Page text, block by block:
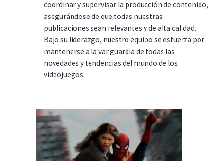
coordinar y supervisar la producción de contenido,
asegurándose de que todas nuestras
publicaciones sean relevantes y de alta calidad.
Bajo su liderazgo, nuestro equipo se esfuerza por
mantenerse a la vanguardia de todas las
novedades y tendencias del mundo de los
videojuegos.